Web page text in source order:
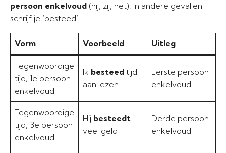
persoon enkelvoud (hij, zij, het). In andere gevallen
schrijf je ‘besteed’.
Vorm Voorbeeld Uitleg
Tegenwoordige
tijd, 1e persoon
enkelvoud
Ik besteed tijd
aan lezen
Eerste persoon
enkelvoud
Tegenwoordige
tijd, 3e persoon
enkelvoud
Hij besteedt
veel geld
Derde persoon
enkelvoud